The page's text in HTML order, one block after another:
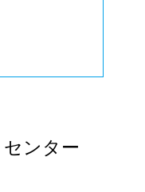
ンター